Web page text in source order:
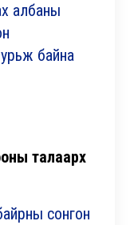
албаны
байна
талаарх
сонгон